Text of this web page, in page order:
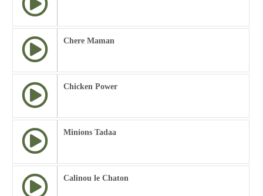
Chere Maman
Chicken Power
Minions Tadaa
Calinou le Chaton